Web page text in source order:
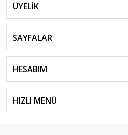
ÜYELİK
SAYFALAR
HESABIM
HIZLI MENÜ